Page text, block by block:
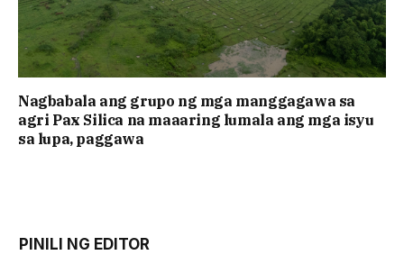
Nagbabala ang grupo ng mga manggagawa sa
agri Pax Silica na maaaring lumala ang mga isyu
sa lupa, paggawa
PINILI NG EDITOR